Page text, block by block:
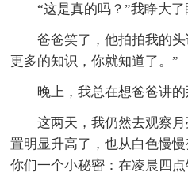
“这是真的吗？”我睁大了
爸爸笑了，他拍拍我的
更多的知识，你就知道了。”
晚上，我总在想爸爸讲
这两天，我仍然去观察
置明显升高了，也从白色慢
你们一个小秘密：在凌晨四